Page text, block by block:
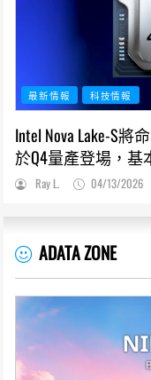
最新情報 科技情報
Intel Nova Lake-S將
於Q4量產登場，
Ray L. 04/13/2026
ADATA ZONE